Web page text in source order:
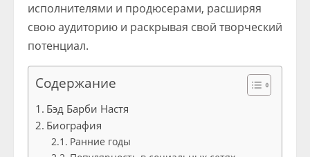
исполнителями и продюсерами, расширяя
свою аудиторию и раскрывая свой творческий
потенциал.
Содержание
Бэд Барби Настя
Биография
Ранние годы